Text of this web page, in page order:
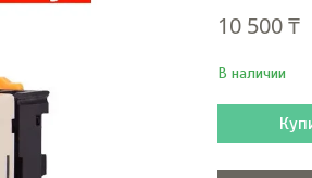
10 500 ₸
В наличии